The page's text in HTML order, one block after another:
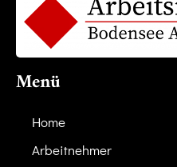
Menü
Home
Arbeitnehmer